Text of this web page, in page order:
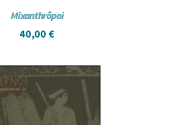
Mixanthrôpoi
40,00 €